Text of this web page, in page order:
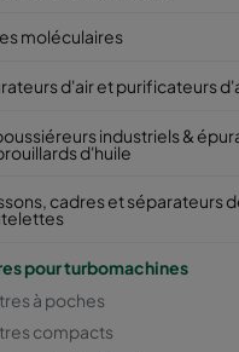
moléculaires
d'air et purificateurs
industriels &
d'huile
cadres et séparateurs
pour turbomachines
à poches
compacts